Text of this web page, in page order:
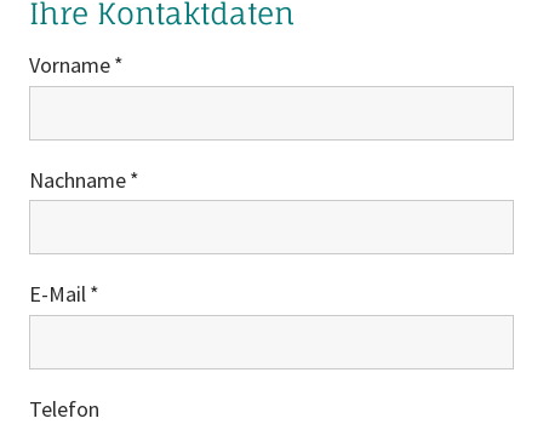
Ihre Kontaktdaten
Vorname
Nachname
E-Mail
Telefon